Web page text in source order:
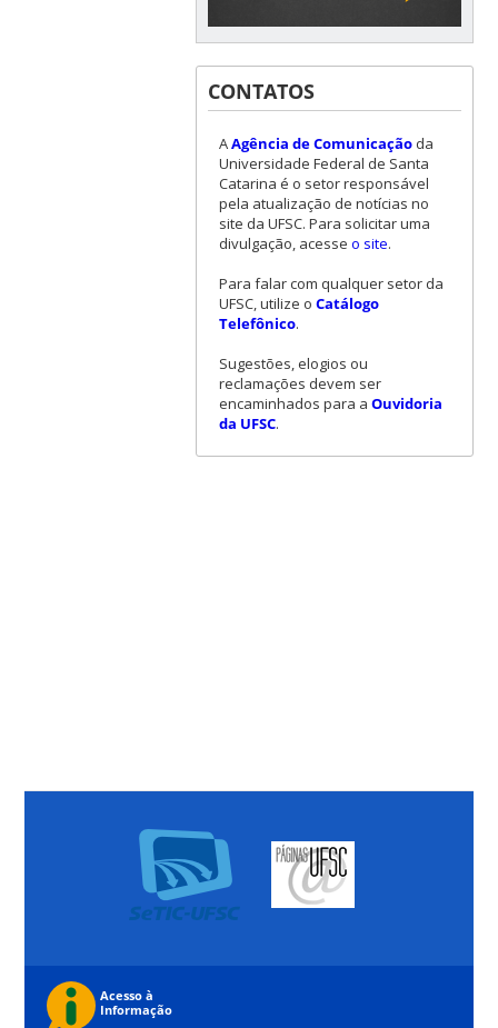
CONTATOS
AAgência de Comunicaçãoda
Universidade Federal de Santa
Catarina é o setor responsável
pela atualização de notícias no
site da UFSC. Para solicitar uma
divulgação, acesse o site.
Para falar com qualquer setor da
UFSC, utilize o Catálogo
Telefônico.
Sugestões, elogios ou
reclamações devem ser
encaminhados para a Ouvidoria
da UFSC.